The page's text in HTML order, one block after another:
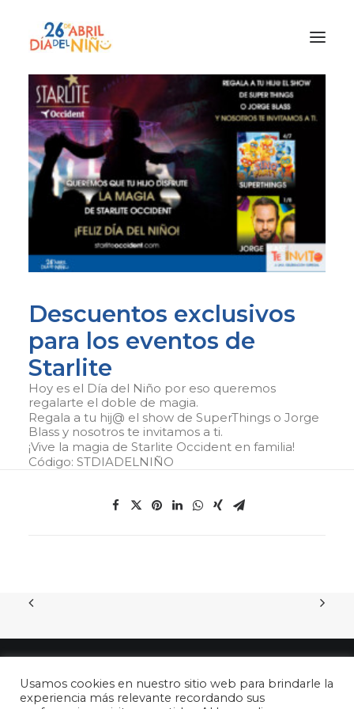
¿Qué es el Día del Niño?
¿Cómo lo vamos a celebrar?
¡Únete!
Participa con tu cole
Materiales
Promocion
Descuentos exclusivos
para los eventos de
Starlite
Hoy es el Día del Niño por eso queremos
regalarte el doble de magia.
Regala a tu hij@ el show de SuperThings o Jorge
Blass y nosotros te invitamos a ti.
¡Vive la magia de Starlite Occident en familia!
Código: STDIADELNIÑO
Usamos cookies en nuestro sitio web para brindarle la
experiencia más relevante recordando sus